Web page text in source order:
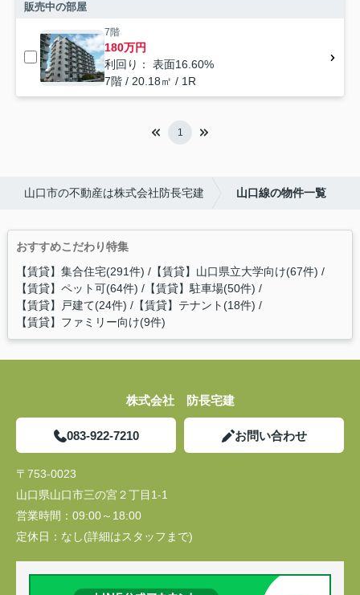
販売中の部屋
7階
180万円
利回り： 表面16.60%
7階 / 20.18㎡ / 1R
1
山口市の不動産は株式会社防長宅建 山口線の物件一覧
おすすめこだわり特集
【賃貸】集合住宅(291件) 【賃貸】山口県立大学向け(67件)
【賃貸】ペット可(64件) 【賃貸】駐車場(50件)
【賃貸】戸建て(24件) 【賃貸】テナント(18件)
【賃貸】ファミリー向け(9件)
株式会社 防長宅建
083-922-7210 お問い合わせ
〒753-0023
山口県山口市三の宮２丁目1-1
営業時間： 09:00～18:00
定休日： なし(詳細はスタッフまで)